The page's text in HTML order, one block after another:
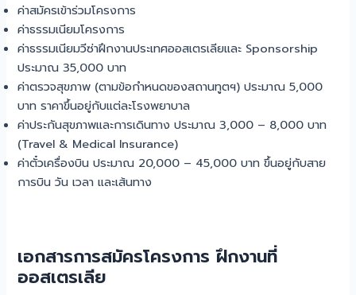
ค่าสมัครเข้าร่วมโครงการ
ค่าธรรมเนียมโครงการ
ค่าธรรมเนียมวีซ่าฝึกงานประเทศออสเตรเลียและ Sponsorship
ประมาณ 35,000 บาท
ค่าตรวจสุขภาพ (ตามข้อกำหนดของสถานทูตฯ) ประมาณ 5,000
บาท ราคาขึ้นอยู่กับแต่ละโรงพยาบาล
ค่าประกันสุขภาพและการเดินทาง ประมาณ 3,000 – 8,000 บาท
(Travel & Medical Insurance)
ค่าตั๋วเครื่องบิน ประมาณ 20,000 – 45,000 บาท ขึ้นอยู่กับสาย
การบิน วัน เวลา และเส้นทาง
เอกสารการสมัครโครงการ ฝึกงานที่
ออสเตรเลีย